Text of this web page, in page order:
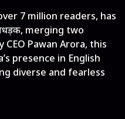
7 million readers, has
merging two
Pawan Arora, this
presence in English
diverse and fearless